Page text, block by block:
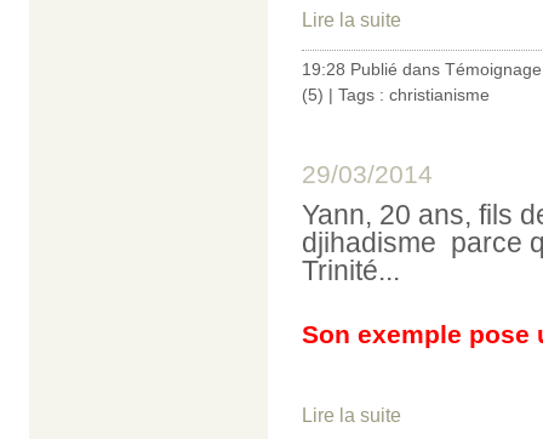
Lire la suite
19:28 Publié dans
(5) | Tags : christianisme
29/03/2014
Yann, 20 ans, fils
djihadisme parce
Trinité...
Son exemple pose
Lire la suite